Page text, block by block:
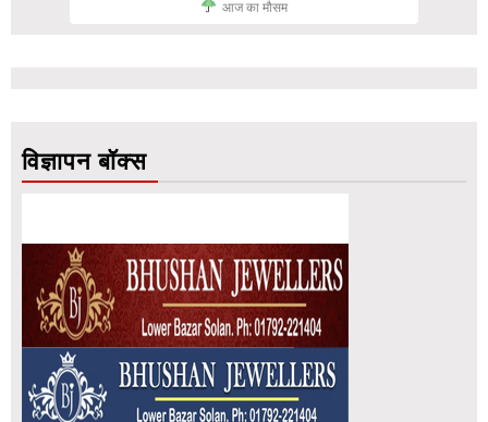
आज का मौसम
विज्ञापन बॉक्स